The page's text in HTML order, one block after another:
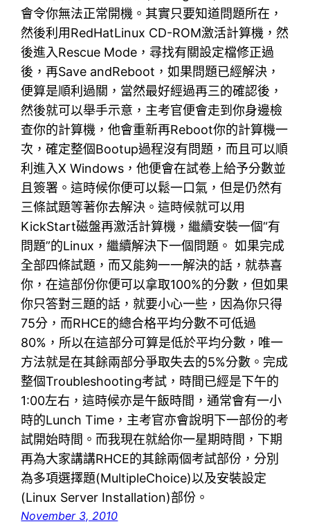
會令你無法正常開機。其實只要知道問題所在，
然後利用RedHatLinux CD-ROM激活計算機，然
後進入Rescue Mode，尋找有關設定檔修正過
後，再Save andReboot，如果問題已經解決，
便算是順利過關，當然最好經過再三的確認後，
然後就可以舉手示意，主考官便會走到你身邊檢
查你的計算機，他會重新再Reboot你的計算機一
次，確定整個Bootup過程沒有問題，而且可以順
利進入X Windows，他便會在試卷上給予分數並
且簽署。這時候你便可以鬆一口氣，但是仍然有
三條試題等著你去解決。這時候就可以用
KickStart磁盤再激活計算機，繼續安裝一個“有
問題”的Linux，繼續解決下一個問題。 如果完成
全部四條試題，而又能夠一一解決的話，就恭喜
你，在這部份你便可以拿取100%的分數，但如果
你只答對三題的話，就要小心一些，因為你只得
75分，而RHCE的總合格平均分數不可低過
80%，所以在這部分可算是低於平均分數，唯一
方法就是在其餘兩部分爭取失去的5%分數。完成
整個Troubleshooting考試，時間已經是下午的
1:00左右，這時候亦是午飯時間，通常會有一小
時的Lunch Time，主考官亦會說明下一部份的考
試開始時間。而我現在就給你一星期時間，下期
再為大家講講RHCE的其餘兩個考試部份，分別
為多項選擇題(MultipleChoice)以及安裝設定
(Linux Server Installation)部份。
November 3, 2010